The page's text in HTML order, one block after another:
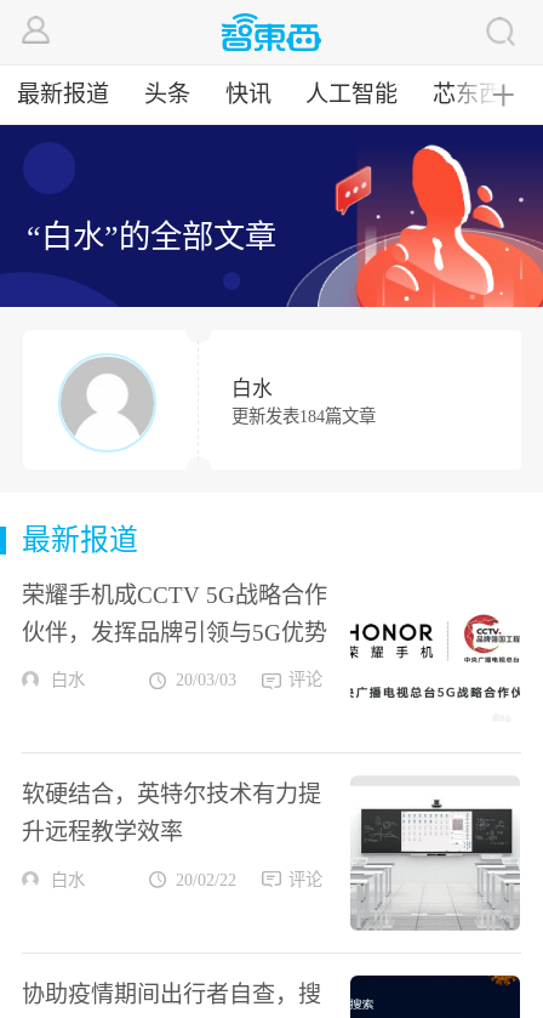
最新报道 头条 快讯 人工智能 芯东西╋
“白水”的全部文章
白水
更新发表184篇文章
最新报道
荣耀手机成CCTV 5G战略合作
伙伴，发挥品牌引领与5G优势
白水 20/03/03 评论
软硬结合，英特尔技术有力提
升远程教学效率
白水 20/02/22 评论
协助疫情期间出行者自查，搜